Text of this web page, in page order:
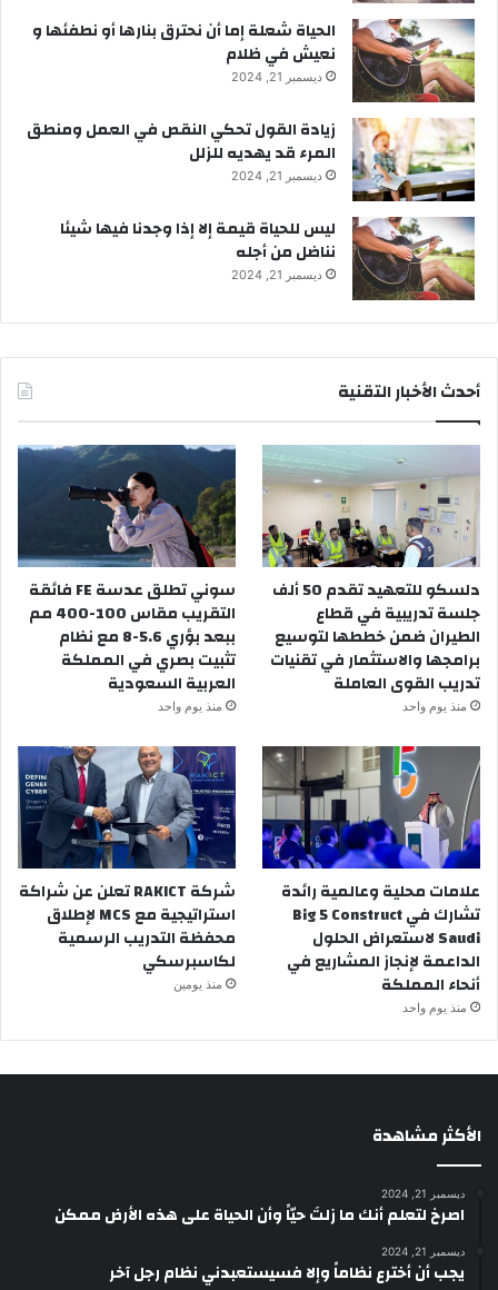
الحياة شعلة إما أن نحترق بنارها أو نطفئها و
نعيش في ظلام
ديسمبر 21, 2024
زيادة القول تحكي النقص في العمل ومنطق
المرء قد يهديه للزلل
ديسمبر 21, 2024
ليس للحياة قيمة إلا إذا وجدنا فيها شيئا
نناضل من أجله
ديسمبر 21, 2024
أحدث الأخبار التقنية
دلسكو للتعهيد تقدم 50 ألف
جلسة تدريبية في قطاع
الطيران ضمن خططها لتوسيع
برامجها والاستثمار في تقنيات
تدريب القوى العاملة
منذ يوم واحد
سوني تطلق عدسة FE فائقة
التقريب مقاس 100-400 مم
ببعد بؤري 5.6-8 مع نظام
تثبيت بصري في المملكة
العربية السعودية
منذ يوم واحد
علامات محلية وعالمية رائدة
تشارك في Big 5 Construct
Saudi لاستعراض الحلول
الداعمة لإنجاز المشاريع في
أنحاء المملكة
منذ يوم واحد
شركة RAKICT تعلن عن شراكة
استراتيجية مع MCS لإطلاق
محفظة التدريب الرسمية
لكاسبرسكي
منذ يومين
الأكثر مشاهدة
ديسمبر 21, 2024
‫اصرخ لتعلم أنك ما زلتَ حيّاً وأن الحياة على هذه الأرض ممكن
ديسمبر 21, 2024
يجب أن أخترع نظاماً وإلا فسيستعبدني نظام رجل آخر